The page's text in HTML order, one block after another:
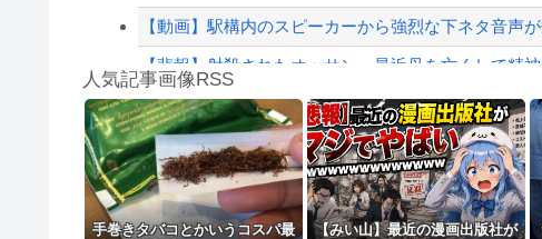
【動画】駅構内のスピーカーから強烈な下ネタ音声
【悲報】射殺されたオッサン、最近母を亡くして精
ショートスリーパーの堀さん、4時間寝てた事がバレ
白石「あ、あきら様……？」あきら「……白石」
8/4のニュース
日本旅行キャンセルすべきか…1万年ぶり史上最大級
人気記事画像RSS
手巻きタバコとかいうコスパ最
【みい山】最近の漫画出版社が